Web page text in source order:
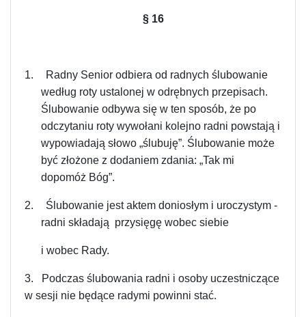
§ 16
1.
Radny Senior odbiera od radnych ślubowanie
według roty ustalonej w odrębnych przepisach.
Ślubowanie odbywa się w ten sposób, że po
odczytaniu roty wywołani kolejno radni powstają i
wypowiadają słowo „ślubuję”. Ślubowanie może
być złożone z dodaniem zdania: „Tak mi
dopomóż Bóg”.
2.
Ślubowanie jest aktem doniosłym i uroczystym -
radni składają przysięgę wobec siebie
i wobec Rady.
3. Podczas ślubowania radni i osoby uczestniczące
w sesji nie będące radymi powinni stać.